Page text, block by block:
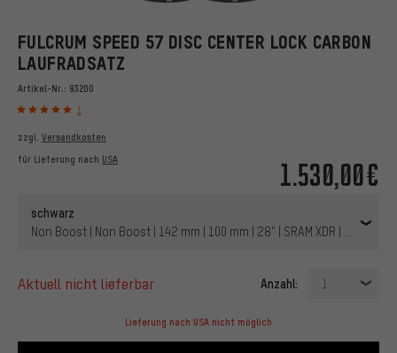
FULCRUM SPEED 57 DISC CENTER LOCK CARBON
LAUFRADSATZ
Artikel-Nr.: 93200
1
1.530,00€
zzgl. Versandkosten
für Lieferung nach USA
schwarz
Non Boost | Non Boost | 142 mm | 100 mm | 28" | SRAM XDR | 100 mm |
aktuell nicht lieferbar Anzahl: 1
Lieferung nach USA nicht möglich